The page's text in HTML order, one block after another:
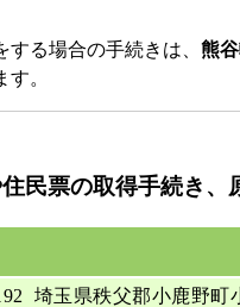
する場合の手続きは、 熊
。
民票の取得手続き、
埼玉県秩父郡小鹿野町